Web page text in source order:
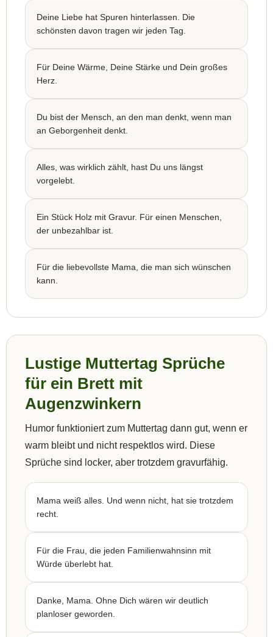
Deine Liebe hat Spuren hinterlassen. Die
schönsten davon tragen wir jeden Tag.
Für Deine Wärme, Deine Stärke und Dein großes
Herz.
Du bist der Mensch, an den man denkt, wenn man
an Geborgenheit denkt.
Alles, was wirklich zählt, hast Du uns längst
vorgelebt.
Ein Stück Holz mit Gravur. Für einen Menschen,
der unbezahlbar ist.
Für die liebevollste Mama, die man sich wünschen
kann.
Lustige Muttertag Sprüche
für ein Brett mit
Augenzwinkern
Humor funktioniert zum Muttertag dann gut, wenn er
warm bleibt und nicht respektlos wird. Diese
Sprüche sind locker, aber trotzdem gravurfähig.
Mama weiß alles. Und wenn nicht, hat sie trotzdem
recht.
Für die Frau, die jeden Familienwahnsinn mit
Würde überlebt hat.
Danke, Mama. Ohne Dich wären wir deutlich
planloser geworden.